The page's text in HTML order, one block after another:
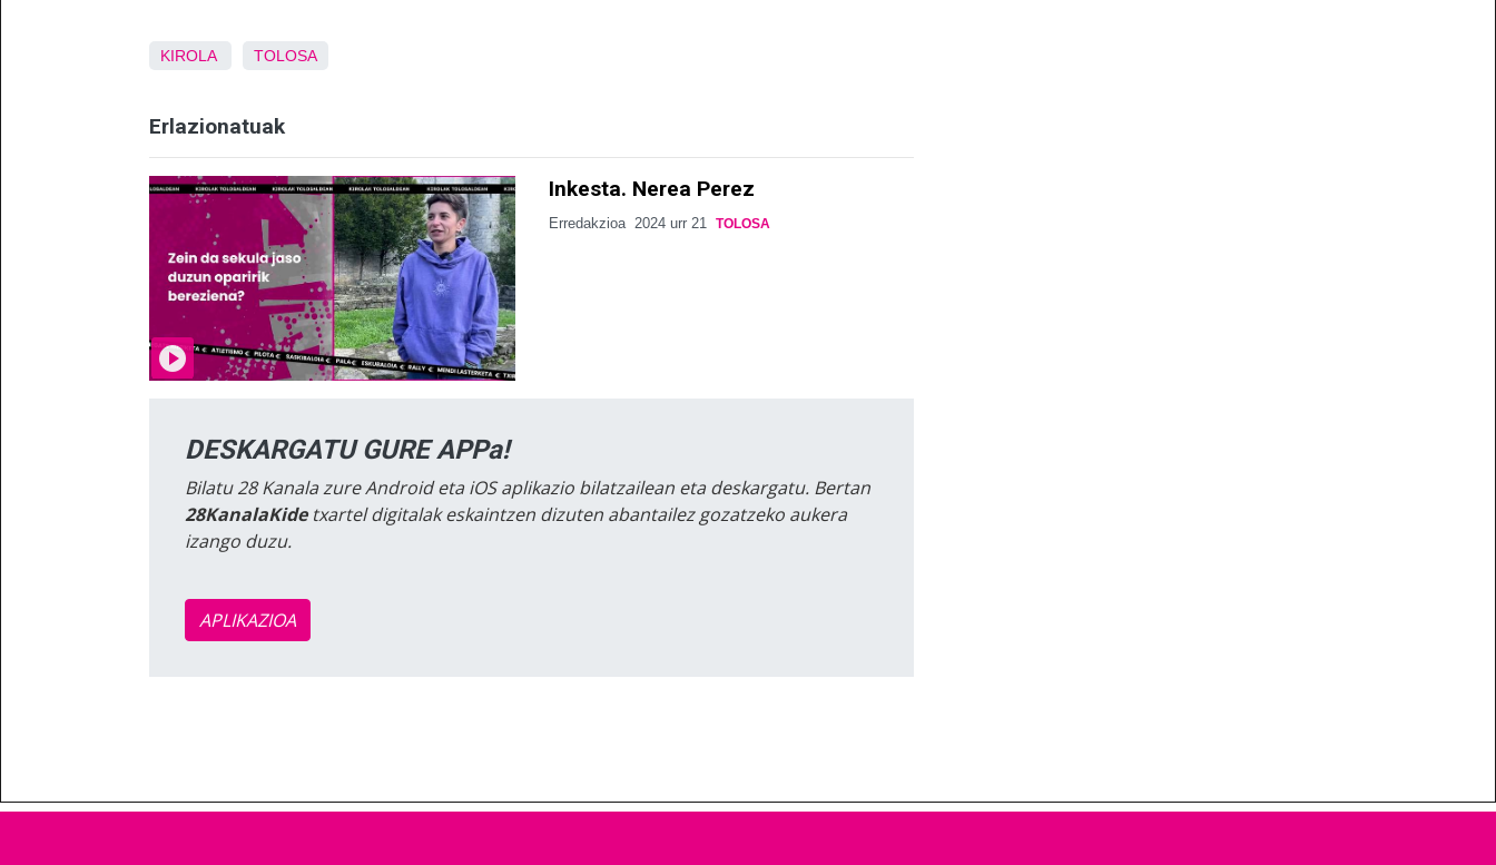
KIROLA TOLOSA
Erlazionatuak
Inkesta. Nerea Perez
Erredakzioa 2024 urr 21 TOLOSA
DESKARGATU GURE APPa!
Bilatu 28 Kanala zure Android eta iOS aplikazio bilatzailean eta deskargatu. Bertan
28KanalaKidetxartel digitalak eskaintzen dizuten abantailez gozatzeko aukera
izango duzu.
APLIKAZIOA